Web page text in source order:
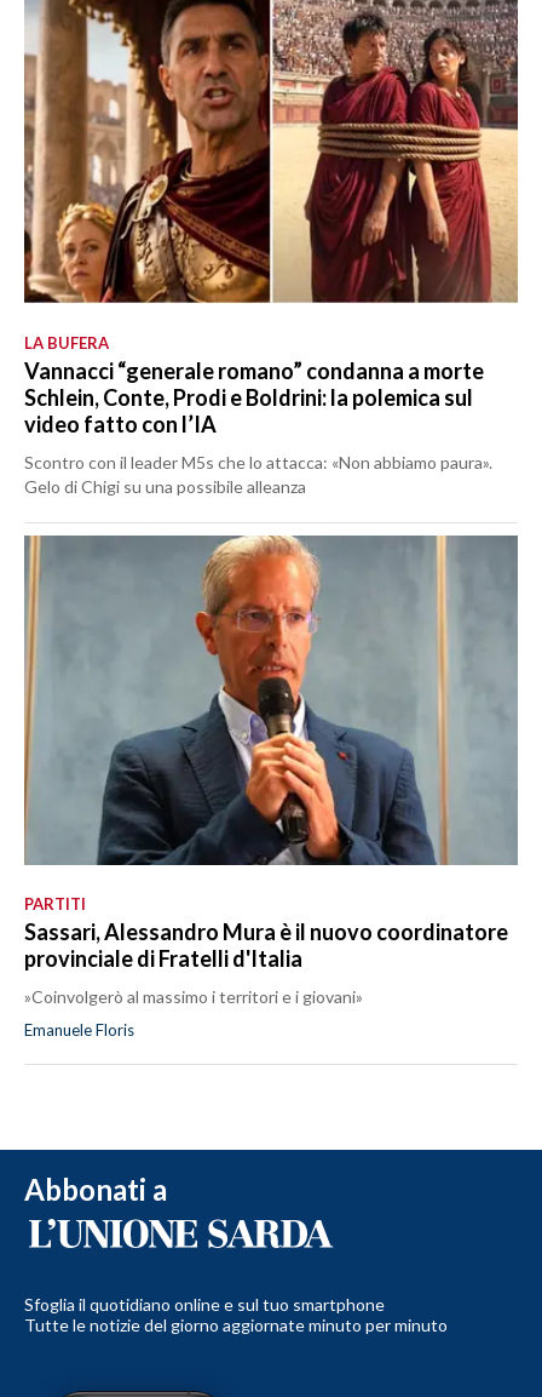
LA BUFERA
Vannacci “generale romano” condanna a morte
Schlein, Conte, Prodi e Boldrini: la polemica sul
video fatto con l’IA
Scontro con il leader M5s che lo attacca: «Non abbiamo paura».
Gelo di Chigi su una possibile alleanza
PARTITI
Sassari, Alessandro Mura è il nuovo coordinatore
provinciale di Fratelli d'Italia
»Coinvolgerò al massimo i territori e i giovani»
Emanuele Floris
Abbonati a
Sfoglia il quotidiano online e sul tuo smartphone
Tutte le notizie del giorno aggiornate minuto per minuto